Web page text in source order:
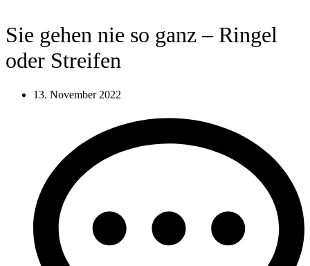
Sie gehen nie so ganz – Ringel
oder Streifen
13. November 2022